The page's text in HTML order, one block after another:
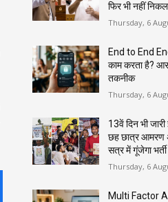
फिर भी नहीं
Thursday, 6
End to End
काम करता है?
तकनीक
Thursday, 6
13वें दिन भी
छह छात्र आमरण
सत्र में गूंजेगा भर्ती
Thursday, 6
Multi Factor